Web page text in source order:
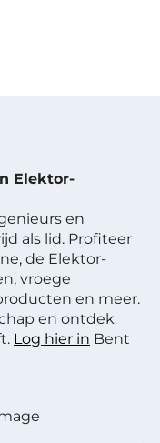
Elektor-
en
als lid. Profiteer
de Elektor-
vroege
en meer.
en ontdek
Log hier in Bent